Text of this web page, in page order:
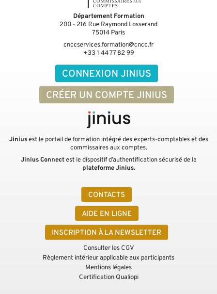
CONNEXION JINIUS
CRÉER UN COMPTE JINIUS
CONTACTS
AIDE EN LIGNE
INSCRIPTION À LA NEWSLETTER
Département Formation
200 - 216 Rue Raymond Losserand
75014 Paris
cnccservices.formation@cncc.fr
+33 1 44 77 82 99
Jiniusest le portail de formation intégré des experts-comptables et des
commissaires aux comptes.
Jinius Connectest le dispositif d’authentification sécurisé de la
plateforme Jinius.
Consulter les CGV
Règlement intérieur applicable aux participants
Mentions légales
Certification Qualiopi